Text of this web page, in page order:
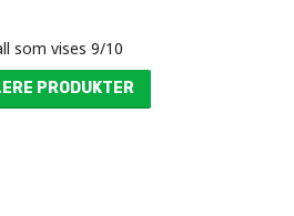
som vises 9/10
PRODUKTER